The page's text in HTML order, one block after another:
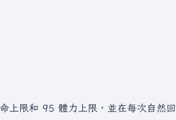
上限和 95 體力上限，並在每次自然